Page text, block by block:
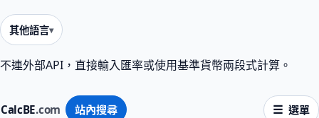
CalcBE.com 站內搜尋 選單
其他語言
不連外部API，直接輸入匯率或使用基準貨幣兩段式計算。